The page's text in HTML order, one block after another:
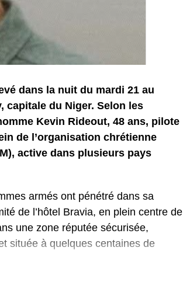
dans la nuit du mardi 21 au
capitale du Niger. Selon les
Kevin Rideout, 48 ans, pilote
de l’organisation chrétienne
active dans plusieurs pays
armés ont pénétré dans sa
de l’hôtel Bravia, en plein centre de
une zone réputée sécurisée,
située à quelques centaines de